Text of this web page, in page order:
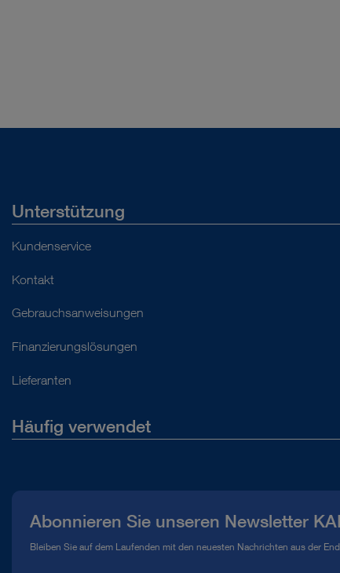
Unterstützung
Kundenservice
Kontakt
Gebrauchsanweisungen
Finanzierungslösungen
Lieferanten
Häufig verwendet
Compliance Hotline
Abonnieren Sie unseren Newsletter
Bleiben Sie auf dem Laufenden mit den neuesten Nachrichten aus der